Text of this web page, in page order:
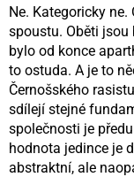
Ne. Kategoricky
spoustu. Oběti jsou
bylo od konce
to ostuda. A je to
Černošského
sdílejí stejné
společnosti je
hodnota jedince je
abstraktní, ale